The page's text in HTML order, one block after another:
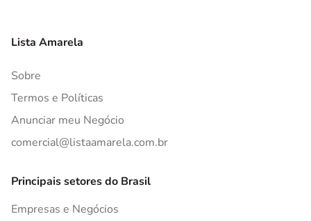
Lista Amarela
Sobre
Termos e Políticas
Anunciar meu Negócio
comercial@listaamarela.com.br
Principais setores do Brasil
Empresas e Negócios